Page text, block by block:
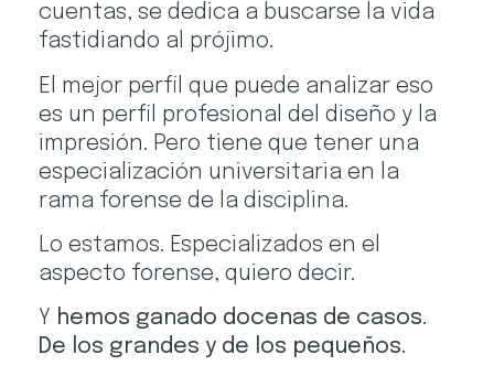
cuentas, se dedica a buscarse la vida
fastidiando al prójimo.
El mejor perfil que puede analizar eso
es un perfil profesional del diseño y la
impresión. Pero tiene que tener una
especialización universitaria en la
rama forense de la disciplina.
Lo estamos. Especializados en el
aspecto forense, quiero decir.
Y hemos ganado docenas de casos.
De los grandes y de los pequeños.